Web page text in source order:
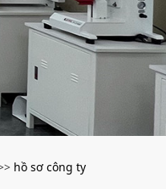
hồ sơ công ty